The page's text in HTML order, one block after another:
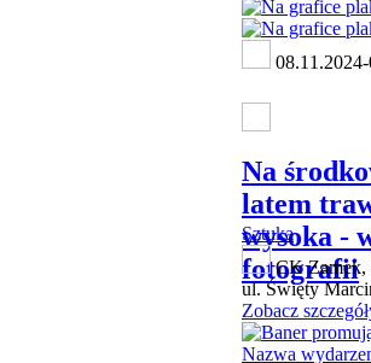
Na
latem
wysoka -
fotografii
Sztuka
CK Zamek,
ul. Święty
Zobacz